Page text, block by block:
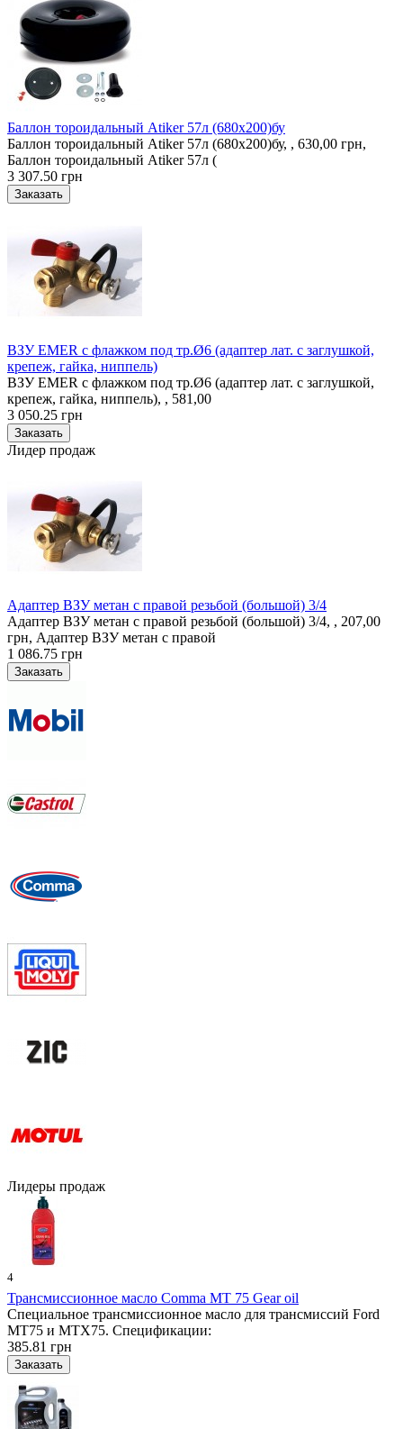
Баллон тороидальный Atiker 57л (680х200)бу
Баллон тороидальный Atiker 57л (680х200)бу, , 630,00 грн,
Баллон тороидальный Atiker 57л (
3 307.50 грн
ВЗУ EMER с флажком под тр.Ø6 (адаптер лат. с заглушкой,
крепеж, гайка, ниппель)
ВЗУ EMER с флажком под тр.Ø6 (адаптер лат. с заглушкой,
крепеж, гайка, ниппель), , 581,00
3 050.25 грн
Лидер продаж
Адаптер ВЗУ метан с правой резьбой (большой) 3/4
Адаптер ВЗУ метан с правой резьбой (большой) 3/4, , 207,00
грн, Адаптер ВЗУ метан с правой
1 086.75 грн
Лидеры продаж
4
Трансмиссионное масло Comma MT 75 Gear oil
Специальное трансмиссионное масло для трансмиссий Ford
MT75 и MTX75. Спецификации:
385.81 грн